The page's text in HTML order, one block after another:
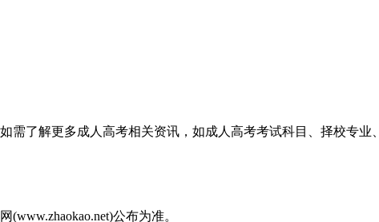
需了解更多成人高考相关资讯，如成人高考考试科目、择校专
公布为准。